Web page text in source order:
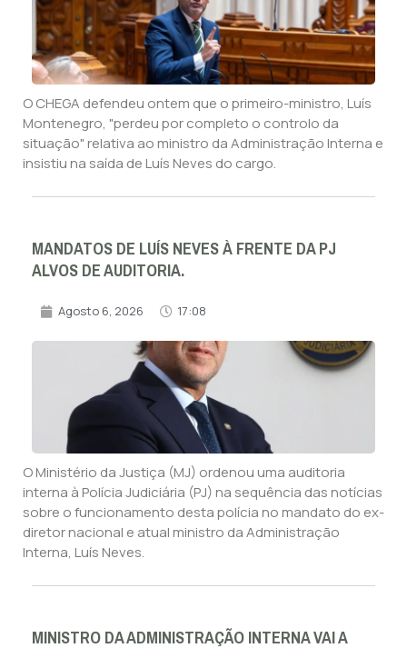
O CHEGA defendeu ontem que o primeiro-ministro, Luís
Montenegro, "perdeu por completo o controlo da
situação" relativa ao ministro da Administração Interna e
insistiu na saída de Luís Neves do cargo.
MANDATOS DE LUÍS NEVES À FRENTE DA PJ
ALVOS DE AUDITORIA.
Agosto 6, 2026 17:08
O Ministério da Justiça (MJ) ordenou uma auditoria
interna à Polícia Judiciária (PJ) na sequência das notícias
sobre o funcionamento desta polícia no mandato do ex-
diretor nacional e atual ministro da Administração
Interna, Luís Neves.
MINISTRO DA ADMINISTRAÇÃO INTERNA VAI A